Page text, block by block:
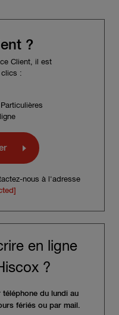
?
Client, il est
clics :
nous à l'adresse
en ligne
?
du lundi au
fériés ou par mail.